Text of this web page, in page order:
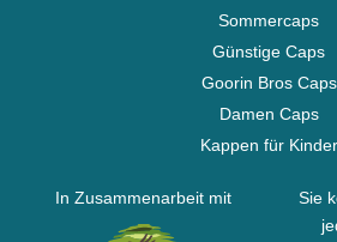
Sommercaps
Günstige Caps
Goorin Bros Caps
Damen Caps
Kappen für Kinder
In Zusammenarbeit mit
Sie